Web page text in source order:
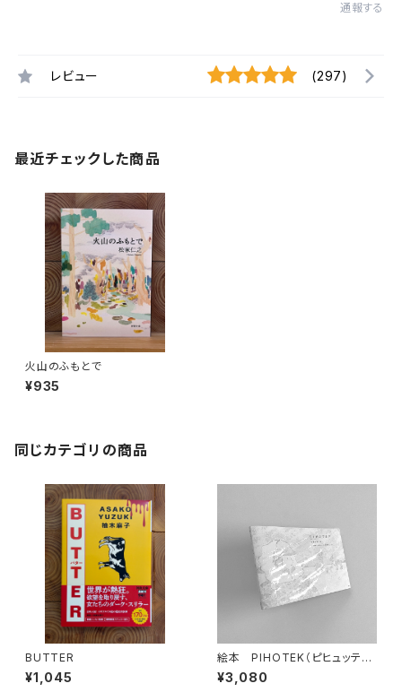
通報する
レビュー (297)
最近チェックした商品
火山のふもとで
¥935
同じカテゴリの商品
BUTTER
¥1,045
絵本 PIHOTEK（ピヒュッティ）
北極を風と歩く
¥3,080